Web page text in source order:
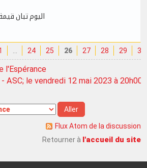
اليوم تبان
24 25 26 27 28 29 30
l'Espérance
ASC; le vendredi 12 mai 2023 à 20h00
Flux Atom de la discussion
Retourner à l'accueil du site